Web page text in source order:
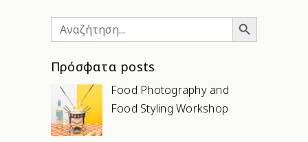
Search
for:
Search Button
Πρόσφατα posts
Food Photography and
Food Styling Workshop